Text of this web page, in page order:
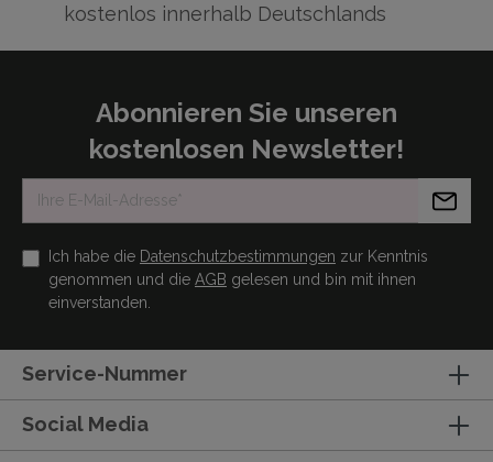
kostenlos innerhalb Deutschlands
Abonnieren Sie unseren
kostenlosen Newsletter!
Ich habe die Datenschutzbestimmungen zur Kenntnis
genommen und die AGB gelesen und bin mit ihnen
einverstanden.
Service-Nummer
Social Media